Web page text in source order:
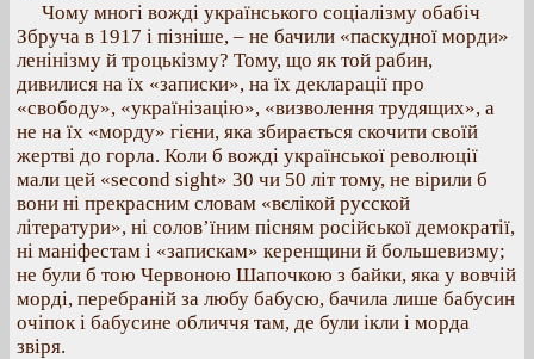
Чому многі вожді українського соціалізму обабіч
Збруча в 1917 і пізніше, – не бачили «паскудної морди»
ленінізму й троцькізму? Тому, що як той рабин,
дивилися на їх «записки», на їх декларації про
«свободу», «українізацію», «визволення трудящих», а
не на їх «морду» гієни, яка збирається скочити своїй
жертві до горла. Коли б вожді української революції
мали цей «second sight» 30 чи 50 літ тому, не вірили б
вони ні прекрасним словам «вєлікой русской
літератури», ні солов’їним пісням російської демократії,
ні маніфестам і «запискам» керенщини й большевизму;
не були б тою Червоною Шапочкою з байки, яка у вовчій
морді, перебраній за любу бабусю, бачила лише бабусин
очіпок і бабусине обличчя там, де були ікли і морда
звіря.